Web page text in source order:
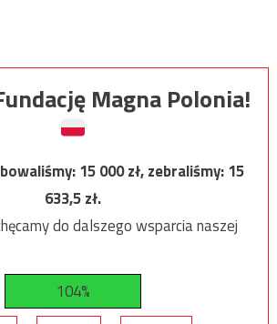
Magna Polonia!
15 000zł, zebraliśmy:15
633,5zł.
do dalszego wsparcia naszej
104%